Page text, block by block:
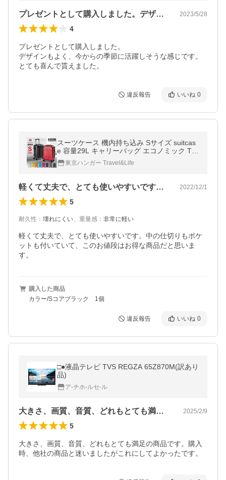
プレゼントとして購入しました。デザイン… 2023/5/28
4
プレゼントとして購入しました。
デザインもよく、今からの季節に活躍しそうな感じです。
とても喜んで貰えました。
違反報告 いいね 0
スーツケース 機内持ち込み Sサイズ suitcas
e 容量29L キャリーバッグ エコノミック TS
Aロック 重さ約2.6kg
東京ハンガー Travel&Life
軽くて丈夫で、とても使いやすいです。中… 2022/12/1
5
耐久性 ： 壊れにくい、 重量感 ： 非常に軽い
軽くて丈夫で、とても使いやすいです。中の仕切りもポケ
ットも付いていて、このお値段はお得な商品だと思いま
す。
購入した商品
カラー/Sコアブラック 1個
違反報告 いいね 0
□●液晶テレビ TVS REGZA 65Z870M(訳あり
品)
ア-チホ-ルセ-ル
大きさ、画質、音質、どれもとても満足の… 2025/2/9
5
大きさ、画質、音質、どれもとても満足の商品です。購入
時、他社の商品と迷いましたがこれにしてよかったです。